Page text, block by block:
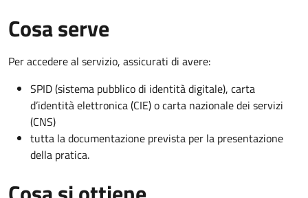
Cosa serve
Per accedere al servizio, assicurati di avere:
SPID (sistema pubblico di identità digitale), carta
d’identità elettronica (CIE) o carta nazionale dei servizi
(CNS)
tutta la documentazione prevista per la presentazione
della pratica.